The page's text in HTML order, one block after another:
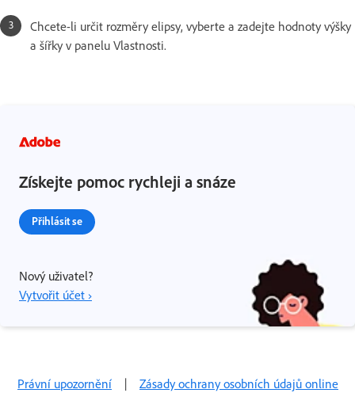
Chcete-li určit rozměry elipsy, vyberte a zadejte hodnoty výšky
a šířky v panelu Vlastnosti.
Získejte pomoc rychleji a snáze
Přihlásit se
Nový uživatel?
Vytvořit účet ›
Právní upozornění | Zásady ochrany osobních údajů online